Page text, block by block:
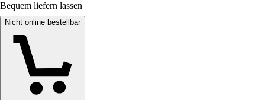
Bequem liefern lassen
Nicht online bestellbar